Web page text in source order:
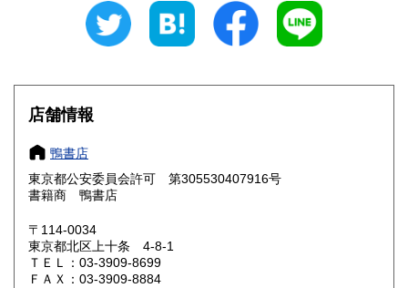
720円 福井県
滋賀県 780円 京都府
奈良県 780円
店舗情報
鴨書店
東京都公安委員会許可 第305530407916号
書籍商 鴨書店
〒114-0034
東京都北区上十条 4-8-1
ＴＥＬ：03-3909-8699
ＦＡＸ：03-3909-8884